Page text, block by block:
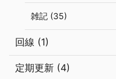
雑記 (35)
回線 (1)
定期更新 (4)